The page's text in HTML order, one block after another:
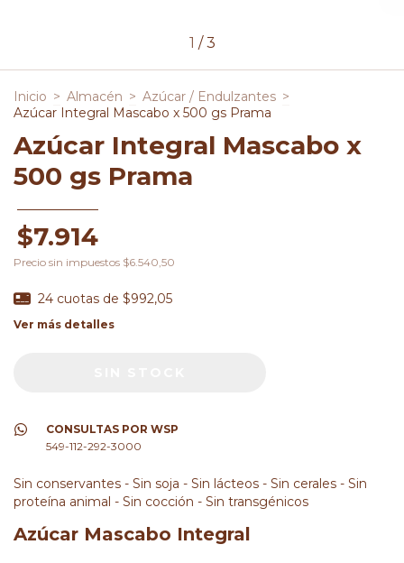
1 /3
Inicio > Almacén > Azúcar / Endulzantes >
Azúcar Integral Mascabo x 500 gs Prama
Azúcar Integral Mascabo x
500 gs Prama
$7.914
Precio sin impuestos $6.540,50
24 cuotas de $992,05
Ver más detalles
CONSULTAS POR WSP
549-112-292-3000
Sin conservantes - Sin soja - Sin lácteos - Sin cerales - Sin
proteína animal - Sin cocción - Sin transgénicos
Azúcar Mascabo Integral